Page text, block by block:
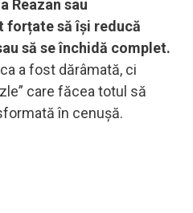
Reazan sau
forțate să își reducă
să se închidă complet.
a fost dărâmată, ci
care făcea totul să
în cenușă.